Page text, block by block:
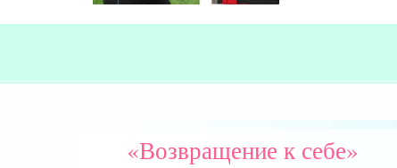
«Возвращение к себе»